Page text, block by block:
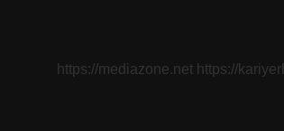
https://mediazone.net https://